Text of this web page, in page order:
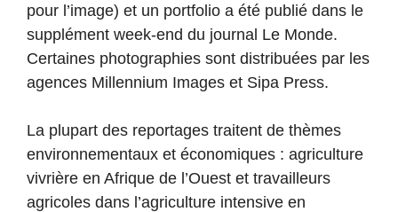
pour l’image) et un portfolio a été publié dans le
supplément week-end du journal Le Monde.
Certaines photographies sont distribuées par les
agences Millennium Images et Sipa Press.
La plupart des reportages traitent de thèmes
environnementaux et économiques : agriculture
vivrière en Afrique de l’Ouest et travailleurs
agricoles dans l’agriculture intensive en